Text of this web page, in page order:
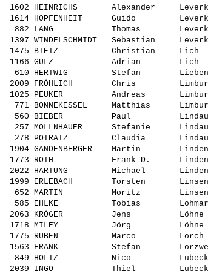
1602 HEINRICHS       Alexander
1614 HOPFENHEIT      Guido
882 LANG            Thomas
1397 WINDELSCHMIDT   Sebastian
1475 BIETZ           Christian
1166 GULZ            Adrian
610 HERTWIG         Stefan
2009 FRÖHLICH        Chris
1025 PEUKER          Andreas
771 BONNEKESSEL     Matthias
560 BIEBER          Paul
257 MOLLNHAUER      Stefanie
278 POTRATZ         Claudia
1904 GANDENBERGER    Martin
1773 ROTH            Frank D.
2022 HARTUNG         Michael
1999 ERLEBACH        Torsten
652 MARTIN          Moritz
585 EHLKE           Tobias
2063 KRÖGER          Jens
1718 MILEY           Jörg
1775 RUBEN           Marco
1563 FRANK           Stefan
849 HOLTZ           Nico
2039 INGO            Thiel